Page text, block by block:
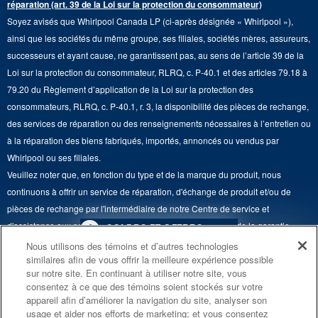
Aide sur les produits
Suivre ma commande
Services de livraison et d'installation
Retours et échanges
Accessibilité
Services d'abonnement
Résidents du Québec
Duos de Lessive
Hottes
Fours à micro-ondes
Monsieur Maytag
Carrières
Whirlpool et Corporation
Whirlpool au Canada
réparation (art. 39 de la Loi sur la protection du consommateur)
Soyez avisés que Whirlpool Canada LP (ci-après désignée « Whirlpool »),
ainsi que les sociétés du même groupe, ses filiales, sociétés mères, assureurs,
successeurs et ayant cause, ne garantissent pas, au sens de l’article 39 de la
Loi sur la protection du consommateur, RLRQ, c. P-40.1 et des articles 79.18 à
79.20 du Règlement d’application de la Loi sur la protection des
consommateurs, RLRQ, c. P-40.1, r. 3, la disponibilité des pièces de rechange,
des services de réparation ou des renseignements nécessaires à l’entretien ou
à la réparation des biens fabriqués, importés, annoncés ou vendus par
Whirlpool ou ses filiales.
Veuillez noter que, en fonction du type et de la marque du produit, nous
continuons à offrir un service de réparation, d'échange de produit et/ou de
pièces de rechange par l'intermédiaire de notre Centre de service et
d'assistance aux propriétaires, sous réserve des conditions de la garantie
limitée du fabricant. Pour plus d'informations, veuillez consulter les sites Web
de nos différentes marques sous la rubrique « Service et assistance » ou
appeler le 1-800-807-6777. Pour InSinkErator, appelez le 1-800-561-1700.
Ce marchand en ligne est situé au 200-6750, avenue Century, Mississauga
4 SOLDES ET OFFRES
PROMOTION DES
ENSEMBLES DE CUISINE
Finit le 8/26/26
ÉCONOMISEZ JUSQU’À 300 $*
ACTUELLEMENT
DISPONIBLE
CENTRE DE
Nous utilisons des témoins et d’autres technologies
similaires afin de vous offrir la meilleure expérience possible
sur notre site. En continuant à utiliser notre site, vous
consentez à ce que des témoins soient stockés sur votre
appareil afin d’améliorer la navigation du site, analyser son
usage et aider nos efforts de marketing; et vous consentez